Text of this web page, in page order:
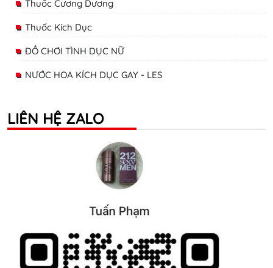
Thuốc Cương Dương
Thuốc Kích Dục
ĐỒ CHƠI TÌNH DỤC NỮ
NƯỚC HOA KÍCH DỤC GAY - LES
LIÊN HỆ ZALO